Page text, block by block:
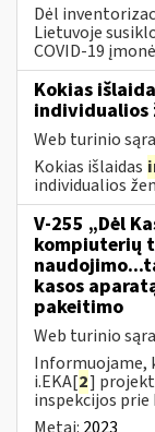
Dėl
Lietuvoje
COVID-19
Kokias
individualios
Web turinio
Kokias išlaidas
individualios
V-255 „Dėl
kompiuterių
kasos
pakeitimo
Web turinio
Informuojame,
i.EKA[2]
inspekcijos prie
Metai: 2023